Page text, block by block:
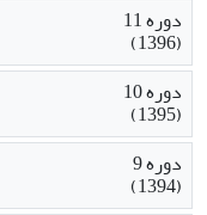
دوره 11
(1396)
دوره 10
(1395)
دوره 9
(1394)